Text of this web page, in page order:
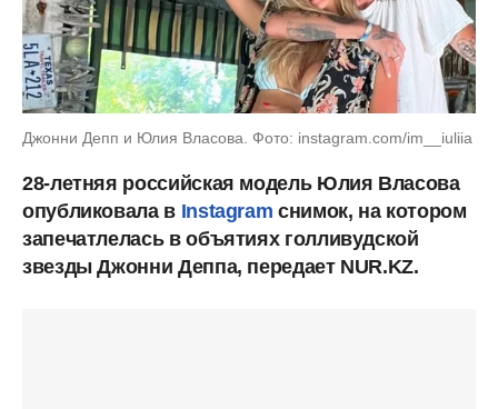
Джонни Депп и Юлия Власова. Фото: instagram.com/im__iuliia
28-летняя российская модель Юлия Власова
опубликовала в Instagram снимок, на котором
запечатлелась в объятиях голливудской
звезды Джонни Деппа, передает NUR.KZ.